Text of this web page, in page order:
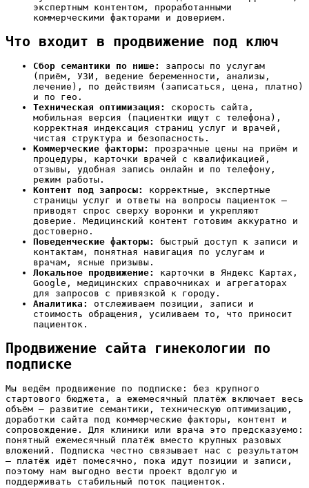
экспертным контентом, проработанными
коммерческими факторами и доверием.
Что входит в продвижение под ключ
Сбор семантики по нише:
запросы по услугам
(приём, УЗИ, ведение беременности, анализы,
лечение), по действиям (записаться, цена, платно)
и по гео.
Техническая оптимизация:
скорость сайта,
мобильная версия (пациентки ищут с телефона),
корректная индексация страниц услуг и врачей,
чистая структура и безопасность.
Коммерческие факторы:
прозрачные цены на приём и
процедуры, карточки врачей с квалификацией,
отзывы, удобная запись онлайн и по телефону,
режим работы.
Контент под запросы:
корректные, экспертные
страницы услуг и ответы на вопросы пациенток —
приводят спрос сверху воронки и укрепляют
доверие. Медицинский контент готовим аккуратно и
достоверно.
Поведенческие факторы:
быстрый доступ к записи и
контактам, понятная навигация по услугам и
врачам, ясные призывы.
Локальное продвижение:
карточки в Яндекс Картах,
Google, медицинских справочниках и агрегаторах
для запросов с привязкой к городу.
Аналитика:
отслеживаем позиции, записи и
стоимость обращения, усиливаем то, что приносит
пациенток.
Продвижение сайта гинекологии по
подписке
Мы ведём продвижение по подписке: без крупного
стартового бюджета, а ежемесячный платёж включает весь
объём — развитие семантики, техническую оптимизацию,
доработки сайта под коммерческие факторы, контент и
сопровождение. Для клиники или врача это предсказуемо:
понятный ежемесячный платёж вместо крупных разовых
вложений. Подписка честно связывает нас с результатом
— платёж идёт помесячно, пока идут позиции и записи,
поэтому нам выгодно вести проект вдолгую и
поддерживать стабильный поток пациенток.